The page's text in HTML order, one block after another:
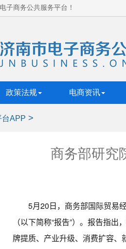
子商务公共服务平台！
政策法规 电商资讯
台APP >
商务部研究
5月20日，商务部国际贸易经
（以下简称“报告”）。报告指
牌提质、产业升级、消费扩容、